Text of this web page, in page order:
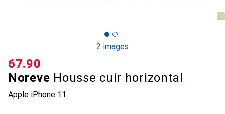
2 images
Noreve Housse cuir horizontal
Apple iPhone 11
CHF
67.90